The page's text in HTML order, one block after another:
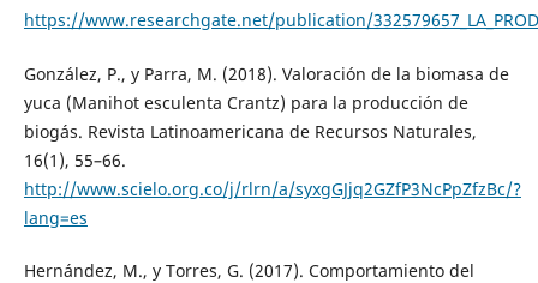
https://www.researchgate.net/publication/
González, P., y Parra, M. (2018). Valoración de la biomasa de
yuca (Manihot esculenta Crantz) para la producción de
biogás. Revista Latinoamericana de Recursos Naturales,
16(1), 55–66.
http://www.scielo.org.co/j/rlrn/a/syxgGJjq2GZfP3NcPpZfzBc/?
lang=es
Hernández, M., y Torres, G. (2017). Comportamiento del